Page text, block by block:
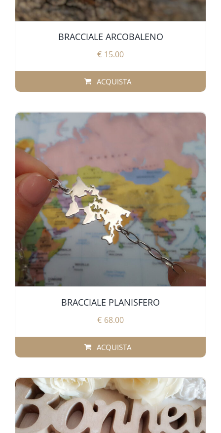
BRACCIALE ARCOBALENO
€ 15.00
ACQUISTA
BRACCIALE PLANISFERO
€ 68.00
ACQUISTA